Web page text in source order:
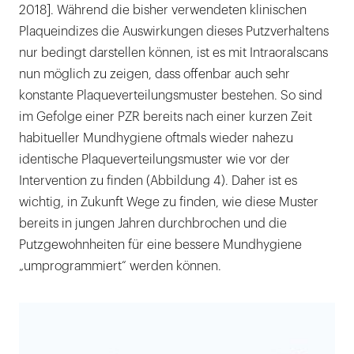
2018]. Während die bisher verwendeten klinischen
Plaqueindizes die Auswirkungen dieses Putzverhaltens
nur bedingt darstellen können, ist es mit Intraoralscans
nun möglich zu zeigen, dass offenbar auch sehr
konstante Plaqueverteilungsmuster bestehen. So sind
im Gefolge einer PZR bereits nach einer kurzen Zeit
habitueller Mundhygiene oftmals wieder nahezu
identische Plaqueverteilungsmuster wie vor der
Intervention zu finden (Abbildung 4). Daher ist es
wichtig, in Zukunft Wege zu finden, wie diese Muster
bereits in jungen Jahren durchbrochen und die
Putzgewohnheiten für eine bessere Mundhygiene
„umprogrammiert“ werden können.